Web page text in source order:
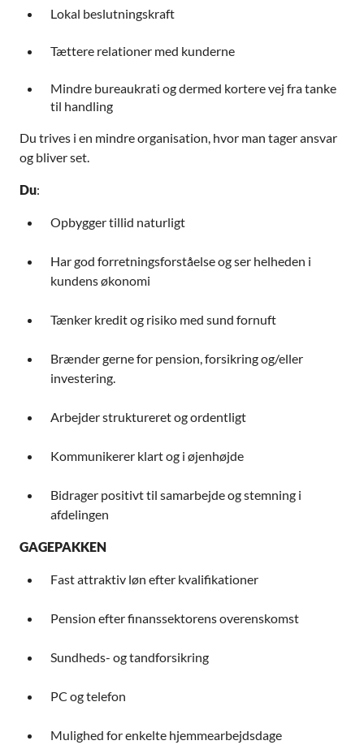
Lokal beslutningskraft
Tættere relationer med kunderne
Mindre bureaukrati og dermed kortere vej fra tanke
til handling
Du trives i en mindre organisation, hvor man tager ansvar
og bliver set.
Du:
Opbygger tillid naturligt
Har god forretningsforståelse og ser helheden i
kundens økonomi
Tænker kredit og risiko med sund fornuft
Brænder gerne for pension, forsikring og/eller
investering.
Arbejder struktureret og ordentligt
Kommunikerer klart og i øjenhøjde
Bidrager positivt til samarbejde og stemning i
afdelingen
GAGEPAKKEN
Fast attraktiv løn efter kvalifikationer
Pension efter finanssektorens overenskomst
Sundheds- og tandforsikring
PC og telefon
Mulighed for enkelte hjemmearbejdsdage